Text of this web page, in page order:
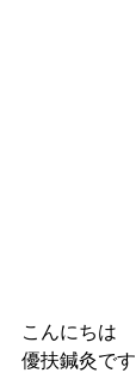
こんにちは
優扶鍼灸です